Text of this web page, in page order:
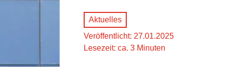
Aktuelles
Veröffentlicht: 27.01.2025
Lesezeit: ca. 3 Minuten